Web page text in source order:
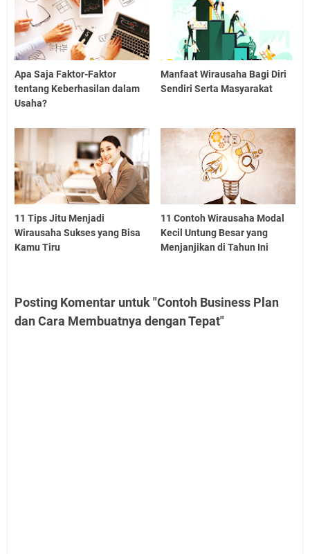
Apa Saja Faktor-Faktor
tentang Keberhasilan dalam
Usaha?
Manfaat Wirausaha Bagi Diri
Sendiri Serta Masyarakat
11 Tips Jitu Menjadi
Wirausaha Sukses yang Bisa
Kamu Tiru
11 Contoh Wirausaha Modal
Kecil Untung Besar yang
Menjanjikan di Tahun Ini
Posting Komentar untuk "Contoh Business Plan
dan Cara Membuatnya dengan Tepat"